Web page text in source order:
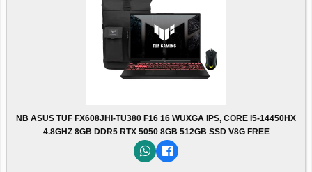
NB ASUS TUF FX608JHI-TU380 F16 16 WUXGA IPS, CORE I5-14450HX
4.8GHZ 8GB DDR5 RTX 5050 8GB 512GB SSD V8G FREE